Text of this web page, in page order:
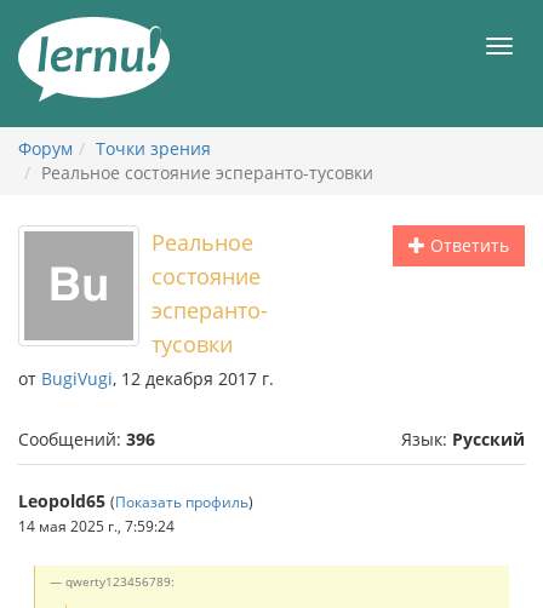
содержанию
Форум
Точки зрения
Реальное состояние эсперанто-тусовки
Ответить
Реальное
состояние
эсперанто-
тусовки
от BugiVugi, 12 декабря 2017 г.
Сообщений: 396 Язык: Русский
Leopold65 (Показать профиль)
14 мая 2025 г., 7:59:24
qwerty123456789: